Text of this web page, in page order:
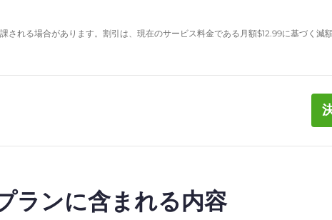
される場合があります。割引は、現在のサービス料金である月額$12.99に基づく減
ランに含まれる内容